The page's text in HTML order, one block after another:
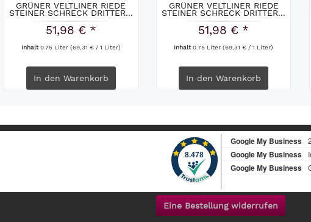
GRÜNER VELTLINER RIEDE
STEINER SCHRECK DRITTER...
51,98 € *
Inhalt0.75 Liter (69,31 € / 1 Liter)
In den Warenkorb
GRÜNER VELTLINER RIEDE
STEINER SCHRECK DRITTER...
51,98 € *
Inhalt0.75 Liter(69,31 € / 1 Liter)
In den Warenkorb
Eine Bestellung widerrufen